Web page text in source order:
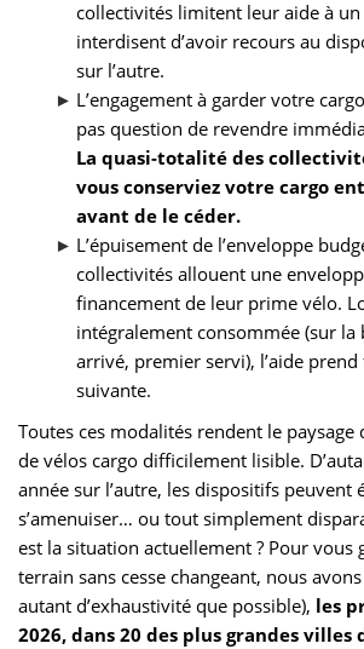
collectivités limitent leur aide à
interdisent d’avoir recours au
sur l’autre.
L’engagement à garder votre
pas question de revendre
La quasi-totalité des
vous conserviez votre cargo
avant de le céder.
L’épuisement de l’enveloppe
collectivités allouent une
financement de leur prime vélo.
intégralement consommée (sur la
arrivé, premier servi), l’aide prend
suivante.
Toutes ces modalités rendent le paysage
de vélos cargo difficilement lisible.
année sur l’autre, les dispositifs peuvent
s’amenuiser… ou tout simplement
est la situation actuellement ? Pour vous
terrain sans cesse changeant, nous
autant d’exhaustivité que possible), les
2026, dans 20 des plus grandes villes